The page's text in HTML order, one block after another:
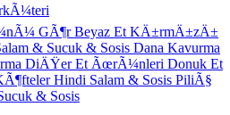
GÃ¶rBeyaz Et KÄ±rmÄ±zÄ±
& Sucuk & Sosis Dana Kavurma
DiÄŸer Et ÃœrÃ¼nleri Donuk Et
Hindi Salam & Sosis PiliÃ§
& Sosis